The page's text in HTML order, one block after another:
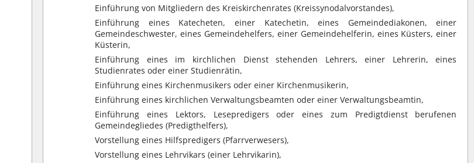
Einführung von Mitgliedern des Kreiskirchenrates (Kreissynodalvorstandes),
Einführung eines Katecheten, einer Katechetin, eines Gemeindediakonen, einer
Gemeindeschwester, eines Gemeindehelfers, einer Gemeindehelferin, eines Küsters, einer
Küsterin,
Einführung eines im kirchlichen Dienst stehenden Lehrers, einer Lehrerin, eines
Studienrates oder einer Studienrätin,
Einführung eines Kirchenmusikers oder einer Kirchenmusikerin,
Einführung eines kirchlichen Verwaltungsbeamten oder einer Verwaltungsbeamtin,
Einführung eines Lektors, Lesepredigers oder eines zum Predigtdienst berufenen
Gemeindegliedes (Predigthelfers),
Vorstellung eines Hilfspredigers (Pfarrverwesers),
Vorstellung eines Lehrvikars (einer Lehrvikarin),